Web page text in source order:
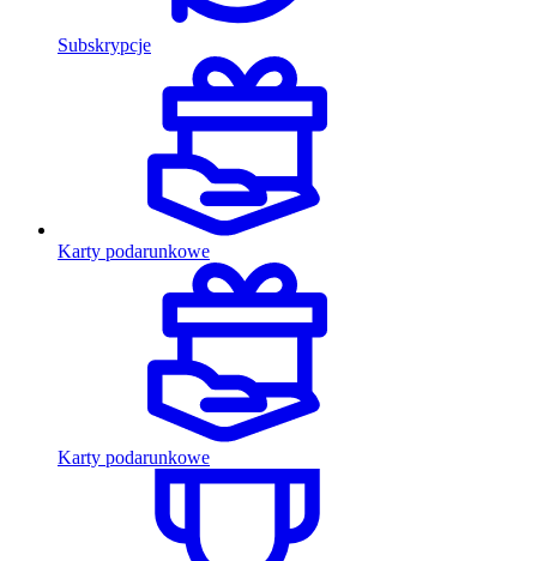
Subskrypcje
Karty podarunkowe
Karty podarunkowe